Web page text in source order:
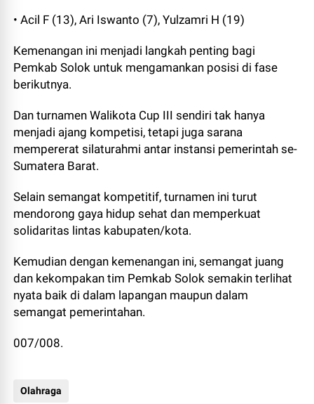
• Acil F (13), Ari Iswanto (7), Yulzamri H (19)
Kemenangan ini menjadi langkah penting bagi
Pemkab Solok untuk mengamankan posisi di fase
berikutnya.
Dan turnamen Walikota Cup III sendiri tak hanya
menjadi ajang kompetisi, tetapi juga sarana
mempererat silaturahmi antar instansi pemerintah se-
Sumatera Barat.
Selain semangat kompetitif, turnamen ini turut
mendorong gaya hidup sehat dan memperkuat
solidaritas lintas kabupaten/kota.
Kemudian dengan kemenangan ini, semangat juang
dan kekompakan tim Pemkab Solok semakin terlihat
nyata baik di dalam lapangan maupun dalam
semangat pemerintahan.
007/008.
Olahraga